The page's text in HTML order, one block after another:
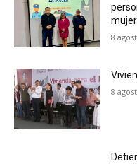
8
8